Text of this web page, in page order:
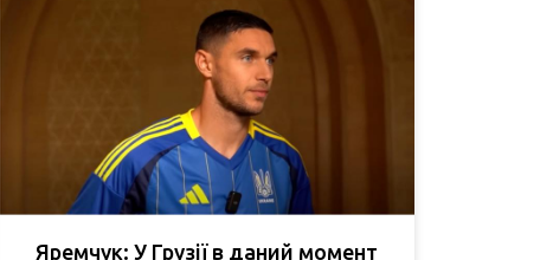
Яремчук: У Грузії в даний момент